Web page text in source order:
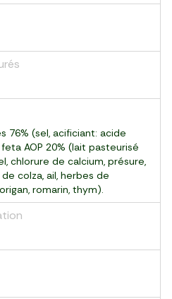
76% (sel, acificiant: acide
AOP 20% (lait pasteurisé
chlorure de calcium, présure,
colza, ail, herbes de
romarin, thym).